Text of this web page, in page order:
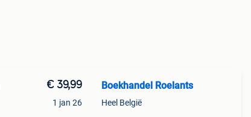
€ 39,99
1 jan 26
Boekhandel Roelants
Heel België